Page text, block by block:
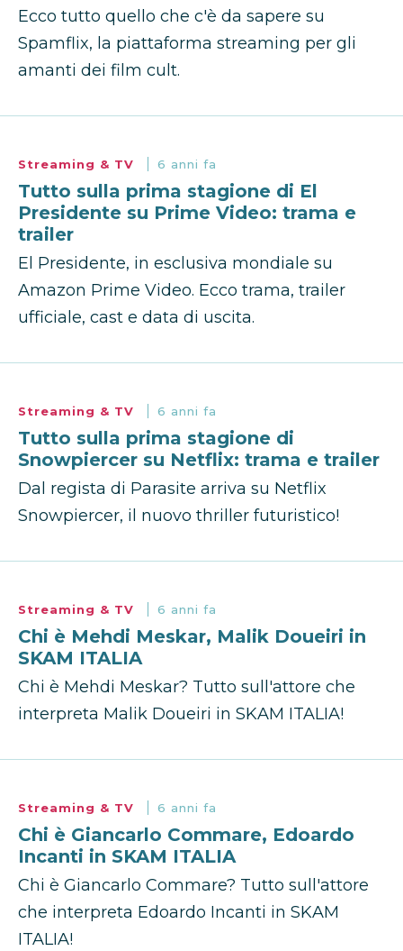
Ecco tutto quello che c'è da sapere su
Spamflix, la piattaforma streaming per gli
amanti dei film cult.
Streaming & TV 6 anni fa
Tutto sulla prima stagione di El
Presidente su Prime Video: trama e
trailer
El Presidente, in esclusiva mondiale su
Amazon Prime Video. Ecco trama, trailer
ufficiale, cast e data di uscita.
Streaming & TV 6 anni fa
Tutto sulla prima stagione di
Snowpiercer su Netflix: trama e trailer
Dal regista di Parasite arriva su Netflix
Snowpiercer, il nuovo thriller futuristico!
Streaming & TV 6 anni fa
Chi è Mehdi Meskar, Malik Doueiri in
SKAM ITALIA
Chi è Mehdi Meskar? Tutto sull'attore che
interpreta Malik Doueiri in SKAM ITALIA!
Streaming & TV 6 anni fa
Chi è Giancarlo Commare, Edoardo
Incanti in SKAM ITALIA
Chi è Giancarlo Commare? Tutto sull'attore
che interpreta Edoardo Incanti in SKAM
ITALIA!